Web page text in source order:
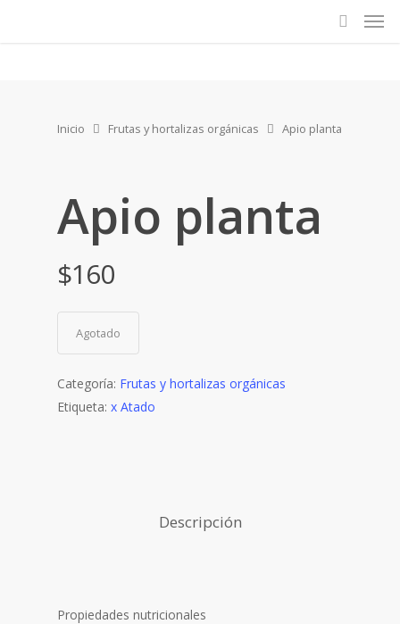
Inicio Frutas y hortalizas orgánicas Apio planta
Apio planta
$160
Agotado
Categoría: Frutas y hortalizas orgánicas
Etiqueta: x Atado
Descripción
Propiedades nutricionales